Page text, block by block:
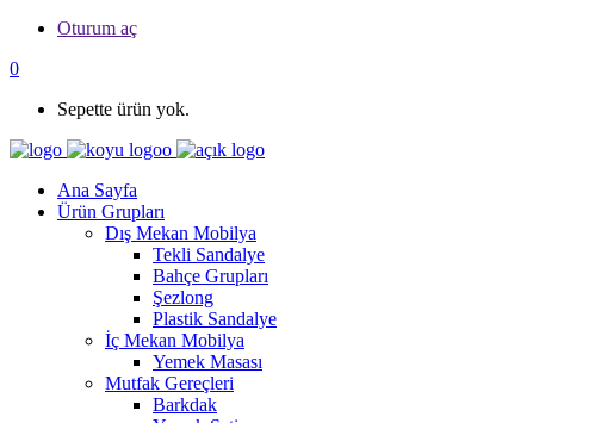
Oturum aç
0
Sepette ürün yok.
Ana Sayfa
Ürün Grupları
Dış Mekan Mobilya
Tekli Sandalye
Bahçe Grupları
Şezlong
Plastik Sandalye
İç Mekan Mobilya
Yemek Masası
Mutfak Gereçleri
Barkdak